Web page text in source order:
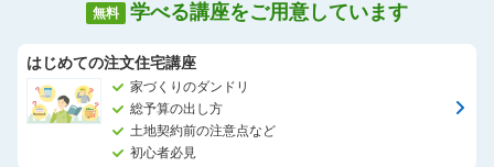
無料 学べる講座をご用意しています
はじめての注文住宅講座
家づくりのダンドリ
総予算の出し方
土地契約前の注意点など
初心者必見